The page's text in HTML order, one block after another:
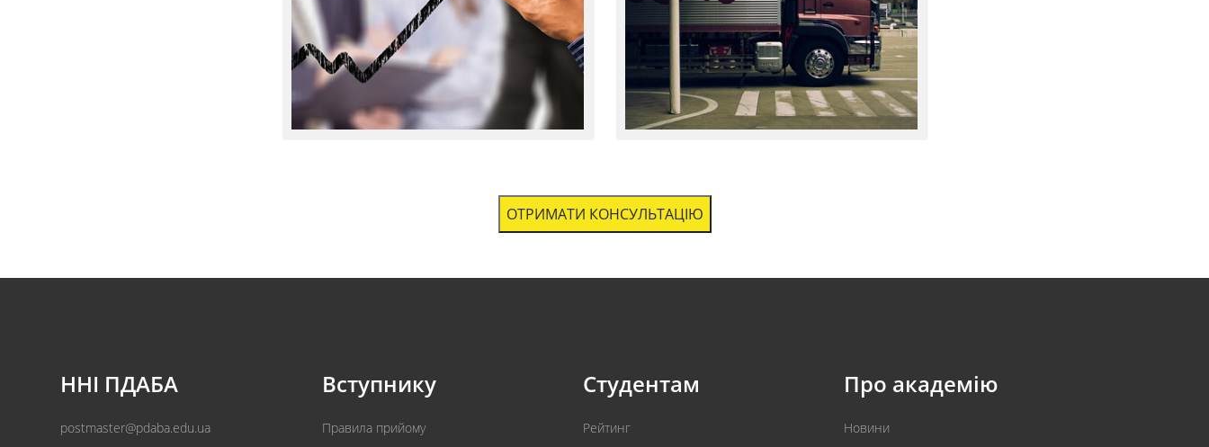
ОТРИМАТИ КОНСУЛЬТАЦІЮ
ННІ ПДАБА
postmaster@pdaba.edu.ua
Вступнику
Правила прийому
Студентам
Рейтинг
Про академію
Новини